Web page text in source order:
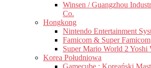
Winsen / Guangzhou
Co.
Hongkong
Nintendo Entertainment
Famicom & Super Famicom
Super Mario World 2 Yoshi
Korea Południowa